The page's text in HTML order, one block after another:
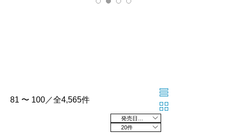
81 〜 100／全4,565件
20件